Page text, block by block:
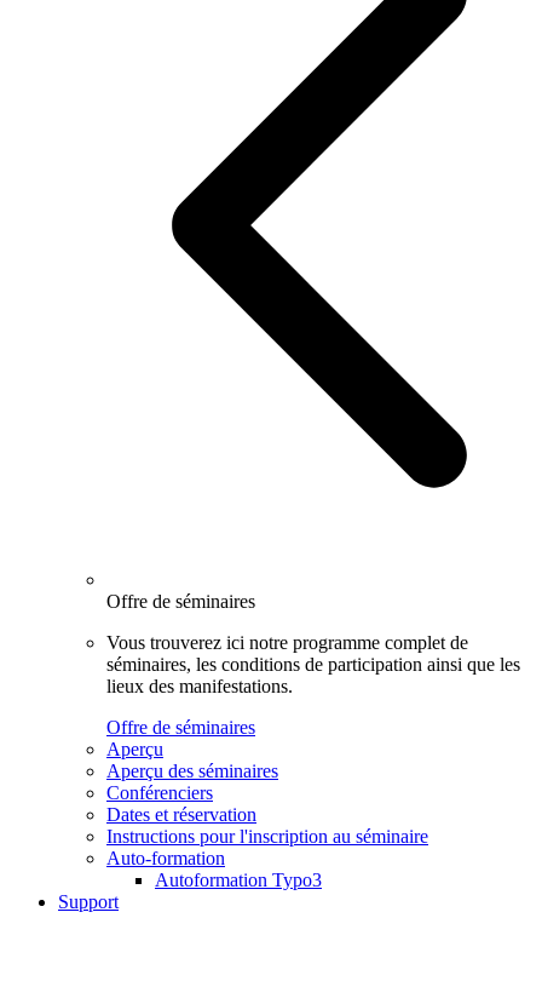
Offre de séminaires
Vous trouverez ici notre programme complet de
séminaires, les conditions de participation ainsi que les
lieux des manifestations.
Offre de séminaires
Aperçu
Aperçu des séminaires
Conférenciers
Dates et réservation
Instructions pour l'inscription au séminaire
Auto-formation
Autoformation Typo3
Support